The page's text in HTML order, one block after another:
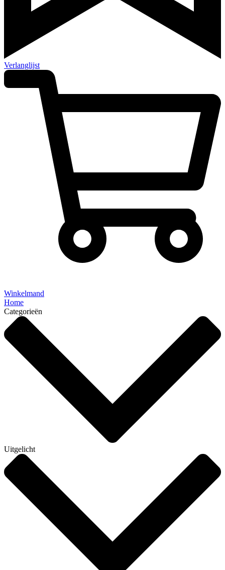
Verlanglijst
Winkelmand
Home
Categorieën
Uitgelicht